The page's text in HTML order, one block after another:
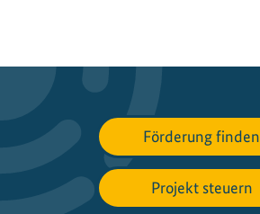
n
e
u
n
d
i
Förderung finden
Projekt steuern